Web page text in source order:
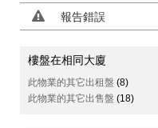
報告錯誤
樓盤在相同大廈
此物業的其它出租盤 (8)
此物業的其它出售盤 (18)